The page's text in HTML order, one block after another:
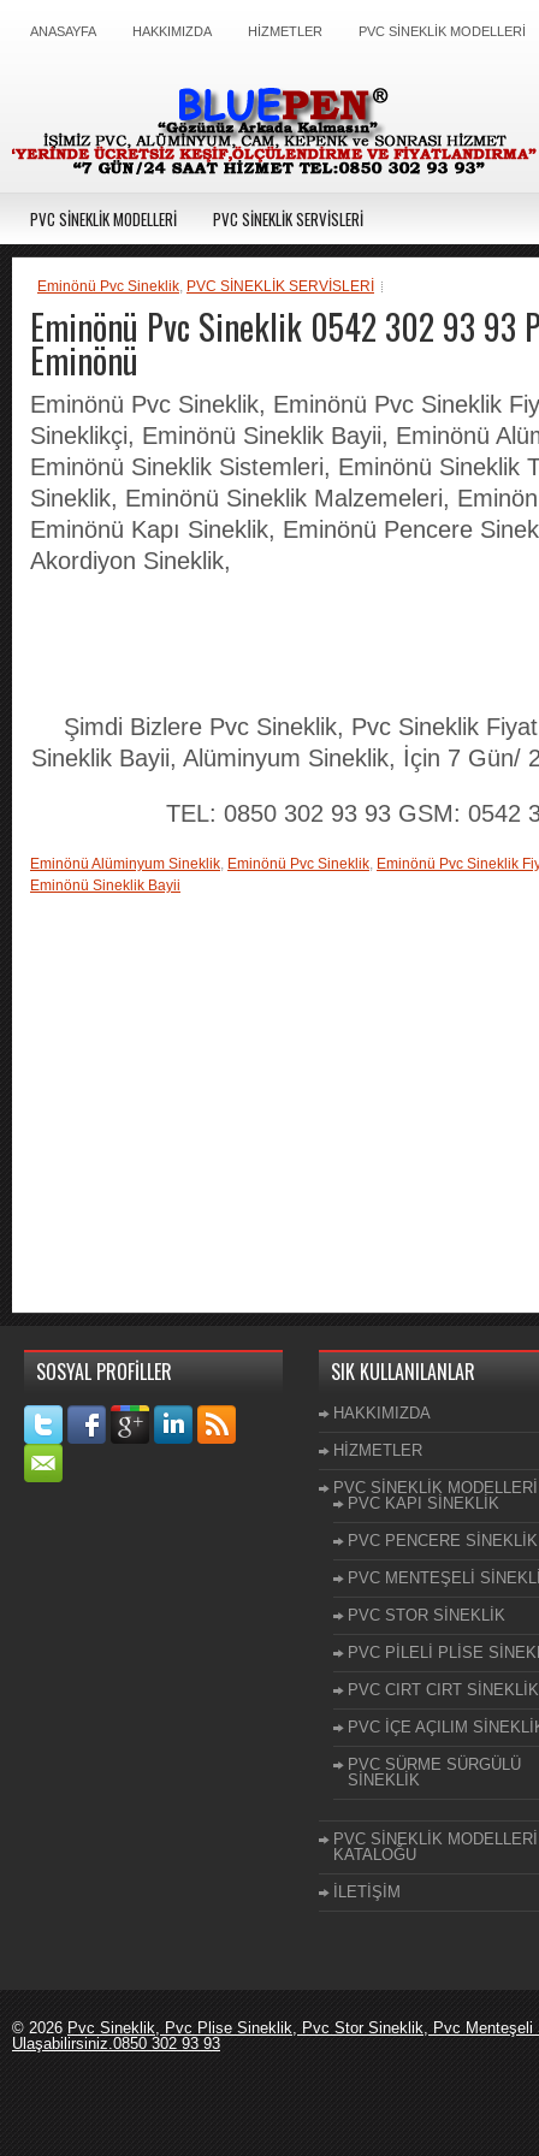
ANASAYFA HAKKIMIZDA HİZMETLER PVC SİNEKLİK MODELLERİ
PVC SİNEKLİK MODELLERİ PVC SİNEKLİK SERVİSLERİ
Eminönü Pvc Sineklik, PVC SİNEKLİK SERVİSLERİ
Eminönü Pvc Sineklik 0542 302 93 93
Eminönü
Eminönü Pvc Sineklik, Eminönü Pvc Sineklik
Sineklikçi, Eminönü Sineklik Bayii, Eminönü
Eminönü Sineklik Sistemleri, Eminönü Sineklik
Sineklik, Eminönü Sineklik Malzemeleri,
Eminönü Kapı Sineklik, Eminönü Pencere
Akordiyon Sineklik,
Şimdi Bizlere Pvc Sineklik, Pvc Sineklik
Sineklik Bayii, Alüminyum Sineklik, İçin 7 Gün/
TEL: 0850 302 93 93 GSM: 0542
Eminönü Alüminyum Sineklik, Eminönü Pvc Sineklik, Eminönü Pvc Sineklik
Eminönü Sineklik Bayii
SOSYAL PROFİLLER SIK KULLANILANLAR
HAKKIMIZDA
HİZMETLER
PVC SİNEKLİK MODELLERİ
PVC KAPI SİNEKLİK
PVC PENCERE SİNEKLİK
PVC MENTEŞELİ
PVC STOR SİNEKLİK
PVC PİLELİ PLİSE
PVC CIRT CIRT SİNEKLİK
PVC İÇE AÇILIM
PVC SÜRME SÜRGÜLÜ
SİNEKLİK
PVC SİNEKLİK MODELLERİ
KATALOĞU
İLETİŞİM
© 2026 Pvc Sineklik, Pvc Plise Sineklik, Pvc Stor Sineklik, Pvc
Ulaşabilirsiniz.0850 302 93 93